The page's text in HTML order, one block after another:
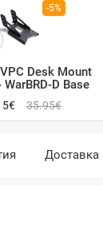
-5%
Desk Mount
D Base
35.95€
Доставка